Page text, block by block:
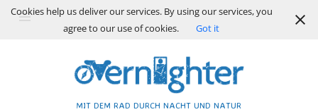
MIT DEM RAD DURCH NACHT UND NATUR
Cookies help us deliver our services. By using our services, you
agree to our use of cookies.
Got it